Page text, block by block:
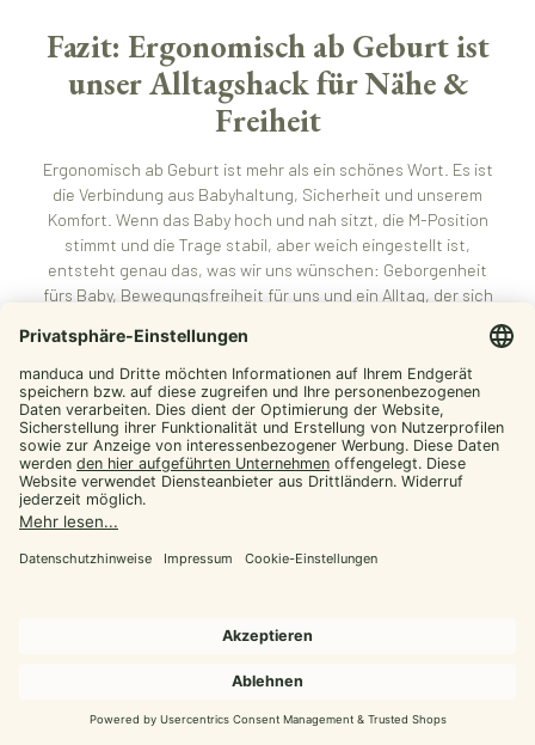
Fazit: Ergonomisch ab Geburt ist
unser Alltagshack für Nähe &
Freiheit
Ergonomisch ab Geburt ist mehr als ein schönes Wort. Es ist
die Verbindung aus Babyhaltung, Sicherheit und unserem
Komfort. Wenn das Baby hoch und nah sitzt, die M-Position
stimmt und die Trage stabil, aber weich eingestellt ist,
entsteht genau das, was wir uns wünschen: Geborgenheit
fürs Baby, Bewegungsfreiheit für uns und ein Alltag, der sich
Weg mit mitwachsenden, alltagstauglichen Lösungen.
Jetzt im manduca® Shop starten
Wenn wir Ergonomisch ab Geburt wirklich erleben wollen,
Von manduca,
für dich
Werde manduca Insider und hol dir Tipps rund
ums Tragen plus exklusive Aktionen